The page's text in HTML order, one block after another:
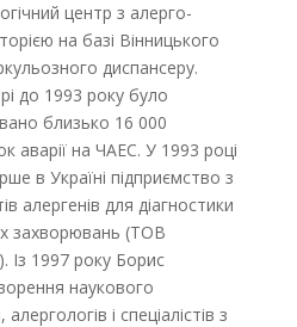
центр з алерго-
на базі Вінницького
диспансеру.
до 1993 року було
близько 16 000
аварії на ЧАЕС. У 1993 році
в Україні підприємство з
алергенів для діагностики
захворювань (ТОВ
Із 1997 року Борис
наукового
і спеціалістів з